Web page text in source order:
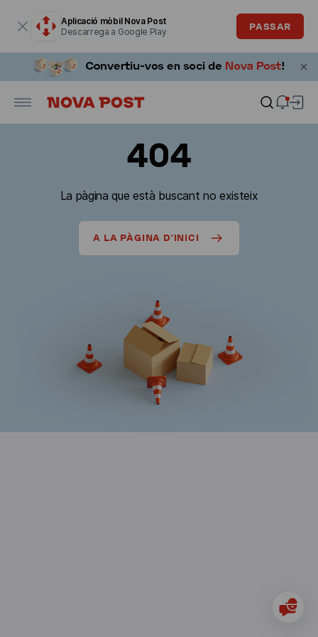
Aplicació mòbil Nova Post
Descarrega a Google Play
PASSAR
404
La pàgina que està buscant no existeix
A LA PÀGINA D'INICI